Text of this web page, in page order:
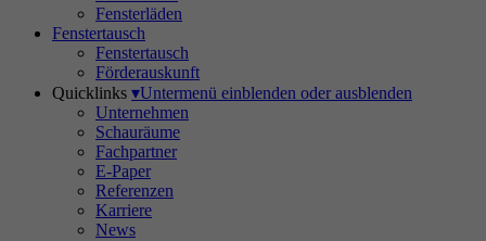
Fensterläden
Fenstertausch
Fenstertausch
Förderauskunft
Quicklinks ▾Untermenü einblenden oder ausblenden
Unternehmen
Schauräume
Fachpartner
E-Paper
Referenzen
Karriere
News